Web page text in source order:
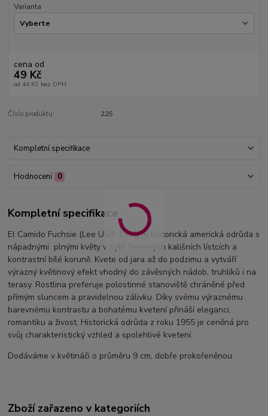
Varianta
cena od
49 Kč
od 44 Kč bez DPH
Číslo produktu: 225
Kompletní specifikace
Hodnocení 0
Kompletní specifikace
El Camido Fuchsie (Lee USA 1955) je historická americká odrůda s
nápadnými plnými květy v sytě červených kališních lístcích a
kontrastní bílé koruně. Kvete od jara až do podzimu a vytváří
výrazný květinový efekt vhodný do závěsných nádob, truhlíků i na
terasy. Rostlina preferuje polostinné stanoviště chráněné před
přímým sluncem a pravidelnou zálivku. Díky svému výraznému
barevnému kontrastu a bohatému kvetení přináší eleganci,
romantiku a živost. Historická odrůda z roku 1955 je ceněná pro
svůj charakteristický vzhled a spolehlivé kvetení.
Dodáváme v květináči o průměru 9 cm, dobře prokořeněnou
Zboží zařazeno v kategoriích